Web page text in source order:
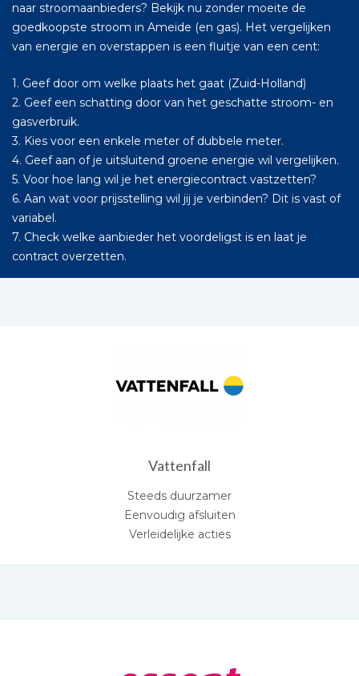
naar stroomaanbieders? Bekijk nu zonder moeite de
goedkoopste stroom in Ameide (en gas). Het vergelijken
van energie en overstappen is een fluitje van een cent:
1. Geef door om welke plaats het gaat (Zuid-Holland)
2. Geef een schatting door van het geschatte stroom- en
gasverbruik.
3. Kies voor een enkele meter of dubbele meter.
4. Geef aan of je uitsluitend groene energie wil vergelijken.
5. Voor hoe lang wil je het energiecontract vastzetten?
6. Aan wat voor prijsstelling wil jij je verbinden? Dit is vast of
variabel.
7. Check welke aanbieder het voordeligst is en laat je
contract overzetten.
Vattenfall
Steeds duurzamer
Eenvoudig afsluiten
Verleidelijke acties